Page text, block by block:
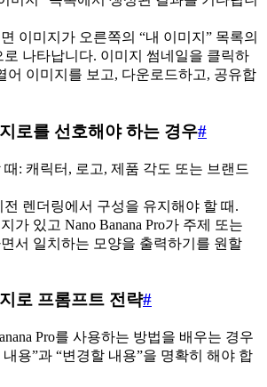
이미지가 오른쪽의 “내 이미지” 목록의
로 나타납니다. 이미지 썸네일을 클릭하
어 이미지를 보고, 다운로드하고, 공유합
로를 선호해야 하는 경우#
: 캐릭터, 로고, 제품 각도 또는 브랜드
전 렌더링에서 구성을 유지해야 할 때.
가 있고 Nano Banana Pro가 주제 또는
서 일치하는 모양을 출력하기를 원할
로 프롬프트 전략#
Pro를 사용하는 방법을 배우는 경우
용”과 “변경할 내용”을 명확히 해야 합